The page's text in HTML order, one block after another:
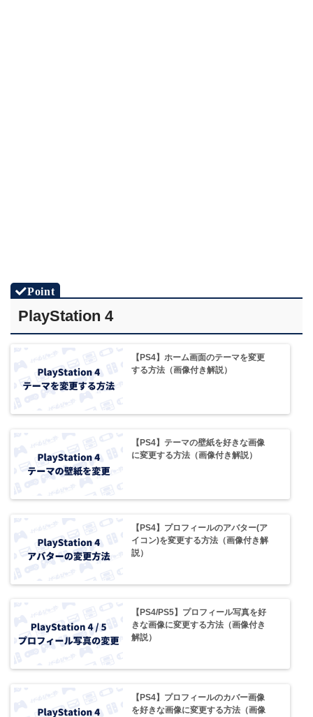
PlayStation 4
【PS4】ホーム画面のテーマを変更
する方法（画像付き解説）
【PS4】テーマの壁紙を好きな画像
に変更する方法（画像付き解説）
【PS4】プロフィールのアバター(ア
イコン)を変更する方法（画像付き解
説）
【PS4/PS5】プロフィール写真を好
きな画像に変更する方法（画像付き
解説）
【PS4】プロフィールのカバー画像
を好きな画像に変更する方法（画像